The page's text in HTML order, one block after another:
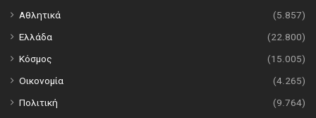
Αθλητικά
(5.857)
Ελλάδα
(22.800)
Κόσμος
(15.005)
Οικονομία
(4.265)
Πολιτική
(9.764)